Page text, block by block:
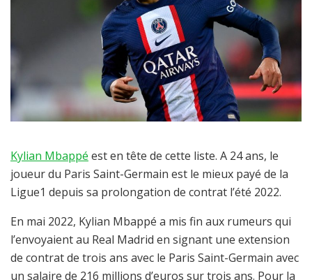
Kylian Mbappé est en tête de cette liste. A 24 ans, le
joueur du Paris Saint-Germain est le mieux payé de la
Ligue1 depuis sa prolongation de contrat l’été 2022.
En mai 2022, Kylian Mbappé a mis fin aux rumeurs qui
l’envoyaient au Real Madrid en signant une extension
de contrat de trois ans avec le Paris Saint-Germain avec
un salaire de 216 millions d’euros sur trois ans. Pour la